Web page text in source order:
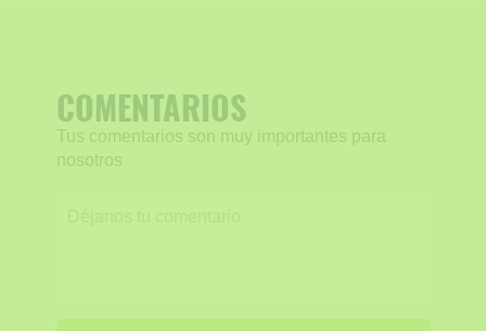
COMENTARIOS
Tus comentarios son muy importantes para
nosotros